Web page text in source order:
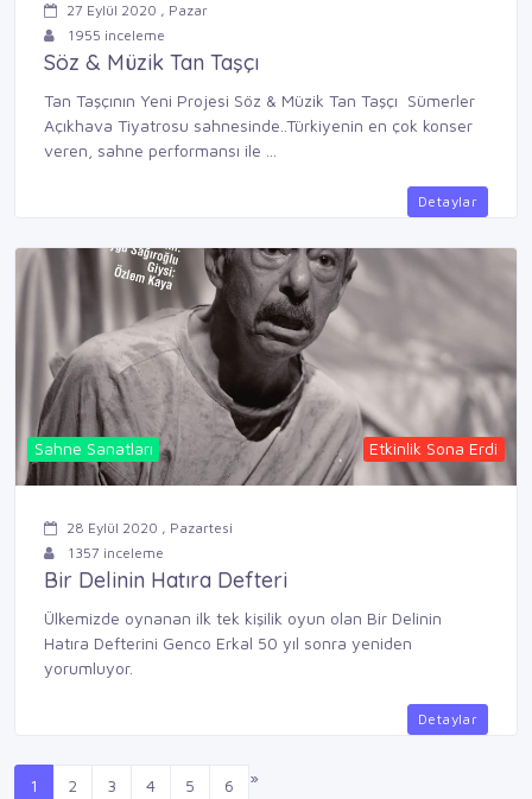
27 Eylül 2020 , Pazar
1955 inceleme
Söz & Müzik Tan Taşçı
Tan Taşçının Yeni Projesi Söz & Müzik Tan Taşçı Sümerler
Açıkhava Tiyatrosu sahnesinde..Türkiyenin en çok konser
veren, sahne performansı ile ...
Detaylar
Sahne Sanatları Etkinlik Sona Erdi
28 Eylül 2020 , Pazartesi
1357 inceleme
Bir Delinin Hatıra Defteri
Ülkemizde oynanan ilk tek kişilik oyun olan Bir Delinin
Hatıra Defterini Genco Erkal 50 yıl sonra yeniden
yorumluyor.
Detaylar
1 2 3 4 5 6 »